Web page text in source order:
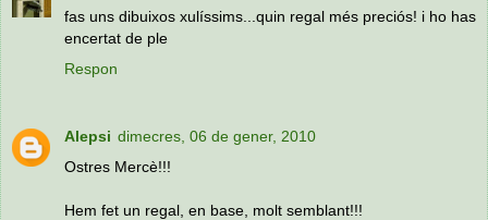
fas uns dibuixos xulíssims...quin regal més preciós! i ho has
encertat de ple
Respon
Alepsi dimecres, 06 de gener, 2010
Ostres Mercè!!!
Hem fet un regal, en base, molt semblant!!!